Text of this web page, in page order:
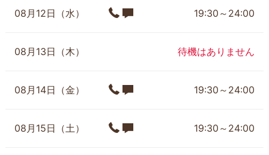
08月12日（水） 19:30～24:00
08月13日（木） 待機はありません
08月14日（金） 19:30～24:00
08月15日（土） 19:30～24:00